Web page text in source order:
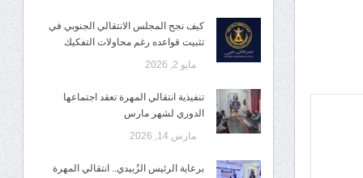
كيف نجح المجلس الانتقالي الجنوبي في
تثبيت قواعده رغم محاولات التفكيك
مايو 2, 2026
تنفيذية انتقالي المهرة تعقد اجتماعها
الدوري لشهر مارس
مارس 14, 2026
برعاية الرئيس الزُبيدي.. انتقالي المهرة